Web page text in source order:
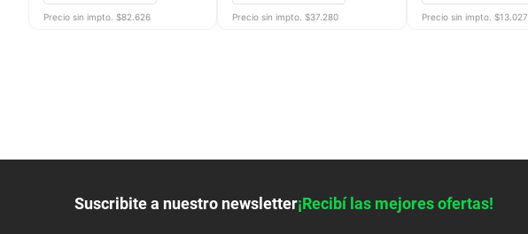
Precio sin impto. $82.626 Precio sin impto. $37.280 Precio sin impto. $13.027
Suscribite a nuestro newsletter¡Recibí las mejores ofertas!